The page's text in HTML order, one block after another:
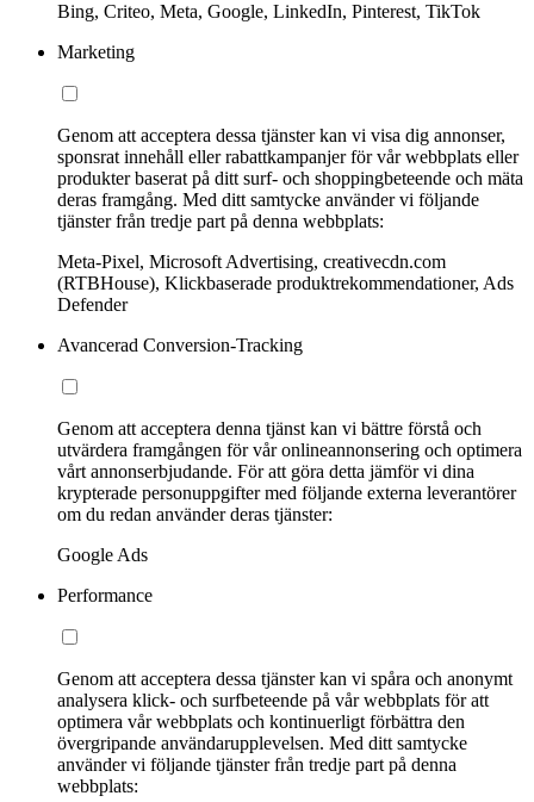
Bing, Criteo, Meta, Google, LinkedIn, Pinterest, TikTok
Marketing
Genom att acceptera dessa tjänster kan vi visa dig annonser,
sponsrat innehåll eller rabattkampanjer för vår webbplats eller
produkter baserat på ditt surf- och shoppingbeteende och mäta
deras framgång. Med ditt samtycke använder vi följande
tjänster från tredje part på denna webbplats:
Meta-Pixel, Microsoft Advertising, creativecdn.com
(RTBHouse), Klickbaserade produktrekommendationer, Ads
Defender
Avancerad Conversion-Tracking
Genom att acceptera denna tjänst kan vi bättre förstå och
utvärdera framgången för vår onlineannonsering och optimera
vårt annonserbjudande. För att göra detta jämför vi dina
krypterade personuppgifter med följande externa leverantörer
om du redan använder deras tjänster:
Google Ads
Performance
Genom att acceptera dessa tjänster kan vi spåra och anonymt
analysera klick- och surfbeteende på vår webbplats för att
optimera vår webbplats och kontinuerligt förbättra den
övergripande användarupplevelsen. Med ditt samtycke
använder vi följande tjänster från tredje part på denna
webbplats: